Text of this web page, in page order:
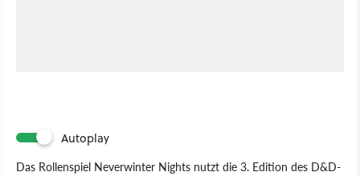
Autoplay
Das Rollenspiel Neverwinter Nights nutzt die 3. Edition des D&D-